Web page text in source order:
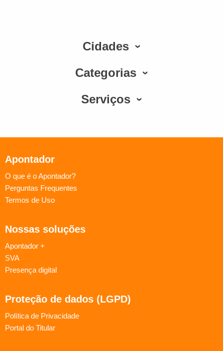
Cidades
Categorias
Serviços
Apontador
O que é o Apontador?
Perguntas Frequentes
Termos de Uso
Nossas soluções
Apontador +
SVA
Presença digital
Proteção de dados (LGPD)
Política de Privacidade
Portal do Titular